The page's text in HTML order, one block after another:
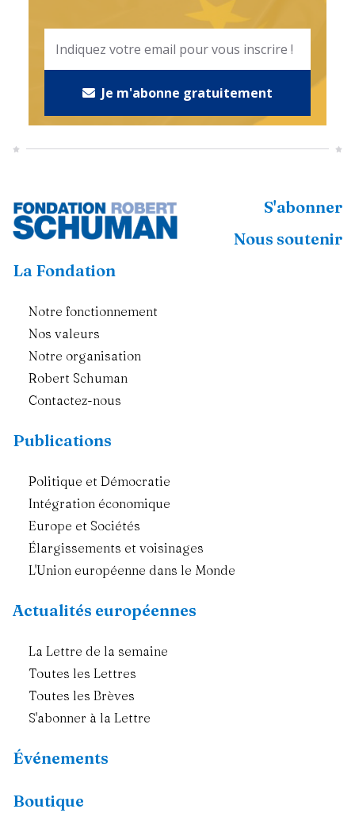
Je m'abonne gratuitement
S'abonner
Nous soutenir
La Fondation
Notre fonctionnement
Nos valeurs
Notre organisation
Robert Schuman
Contactez-nous
Publications
Politique et Démocratie
Intégration économique
Europe et Sociétés
Élargissements et voisinages
L'Union européenne dans le Monde
Actualités européennes
La Lettre de la semaine
Toutes les Lettres
Toutes les Brèves
S'abonner à la Lettre
Événements
Boutique